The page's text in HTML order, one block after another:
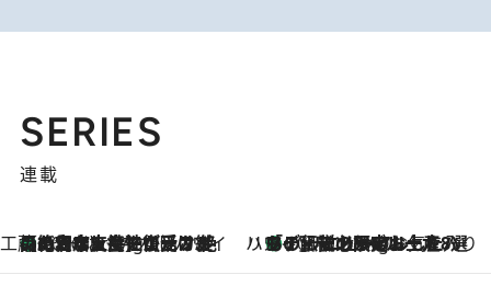
SERIES
連載
工藤まやのおもてなしハワイ
10 Hours Ago
【ハワイ土産】ローカルの絶大な支持で復活！ 絶品の幻クッキー《元ファンの日本人女性が受け継いだ名店》 ハワイ賢者 リサのお気に入りリスト10 Hours Ago
あの伝説の限定トートも！ リニューアルした「ディーン＆デルーカ ハワイ」で必須のお土産8選